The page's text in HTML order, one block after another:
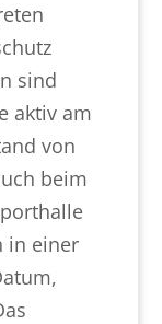
sind
aktiv am
von
beim
in einer